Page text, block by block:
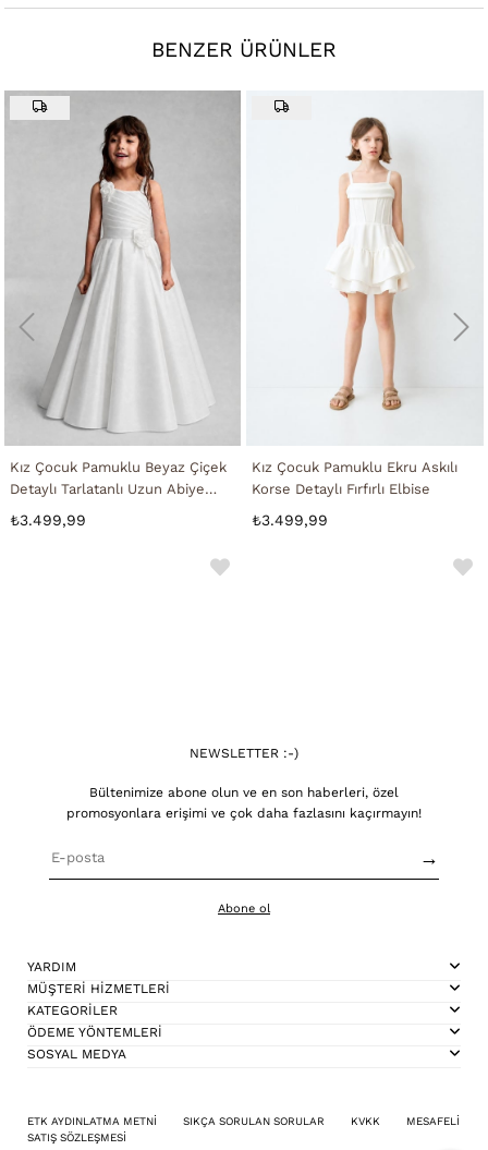
✔ Yumuşak ve cilt dostu kumaş.
✔ Hem özel günlerde hem günlük kullanımda uygundur.
BENZER ÜRÜNLER
Kız Çocuk Pamuklu Beyaz Çiçek
Detaylı Tarlatanlı Uzun Abiye
₺3.499,99
Kız Çocuk Pamuklu Ekru Askılı
Korse Detaylı Fırfırlı Elbise
₺3.499,99
NEWSLETTER :-)
Bültenimize abone olun ve en son haberleri, özel
promosyonlara erişimi ve çok daha fazlasını kaçırmayın!
→
Abone ol
YARDIM
MÜŞTERİ HİZMETLERİ
KATEGORİLER
ÖDEME YÖNTEMLERİ
SOSYAL MEDYA
ETK AYDINLATMA METNİ SIKÇA SORULAN SORULAR KVKK
MESAFELİ
SATIŞ SÖZLEŞMESİ